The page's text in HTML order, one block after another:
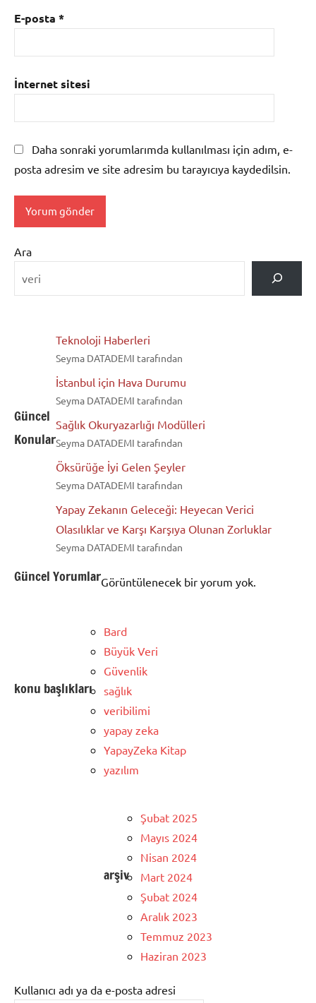
E-posta *
İnternet sitesi
Daha sonraki yorumlarımda kullanılması için adım, e-
posta adresim ve site adresim bu tarayıcıya kaydedilsin.
Ara
Güncel
Konular
Teknoloji Haberleri
Seyma DATADEMI tarafından
İstanbul için Hava Durumu
Seyma DATADEMI tarafından
Sağlık Okuryazarlığı Modülleri
Seyma DATADEMI tarafından
Öksürüğe İyi Gelen Şeyler
Seyma DATADEMI tarafından
Yapay Zekanın Geleceği: Heyecan Verici
Olasılıklar ve Karşı Karşıya Olunan Zorluklar
Seyma DATADEMI tarafından
Güncel YorumlarGörüntülenecek bir yorum yok.
konu başlıkları
Bard
Büyük Veri
Güvenlik
sağlık
veribilimi
yapay zeka
YapayZeka Kitap
yazılım
arşiv
Şubat 2025
Mayıs 2024
Nisan 2024
Mart 2024
Şubat 2024
Aralık 2023
Temmuz 2023
Haziran 2023
Kullanıcı adı ya da e-posta adresi